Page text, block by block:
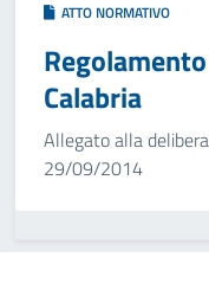
ATTO NORMATIVO
Calabria
Allegato alla
29/09/2014